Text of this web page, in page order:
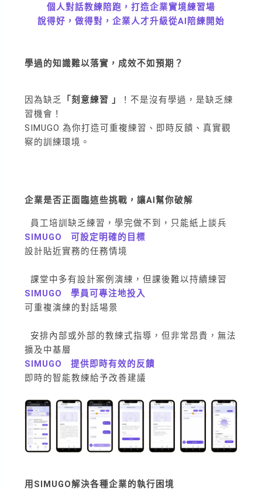
個人對話教練陪跑，打造企業實境練習場
說得好，做得對，企業人才升級從AI陪練開始
學過的知識難以落實，成效不如預期？
因為缺乏 「刻意練習 」
！不是沒有學過，是缺乏練
習機會！
SIMUGO 為你打造可重複練習、即時反饋、真實觀
察的訓練環境。
企業是否正面臨這些挑戰，讓AI幫你破解
員工培訓缺乏練習，學完做不到，只能紙上談兵
SIMUGO
可設定明確的目標
設計貼近實務的任務情境
課堂中多有設計案例演練，但課後難以持續練習
SIMUGO
學員可專注地投入
可重複演練的對話場景
安排內部或外部的教練式指導，但非常昂貴，無法
擴及中基層
SIMUGO
提供即時有效的反饋
即時的智能教練給予改善建議
用SIMUGO解決各種企業的執行困境